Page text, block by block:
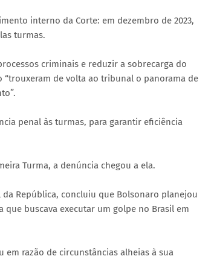
interno da Corte: em dezembro de 2023,
turmas.
criminais e reduzir a sobrecarga do
de volta ao tribunal o panorama de
penal às turmas, para garantir eficiência
Turma, a denúncia chegou a ela.
República, concluiu que Bolsonaro planejou
buscava executar um golpe no Brasil em
em razão de circunstâncias alheias à sua